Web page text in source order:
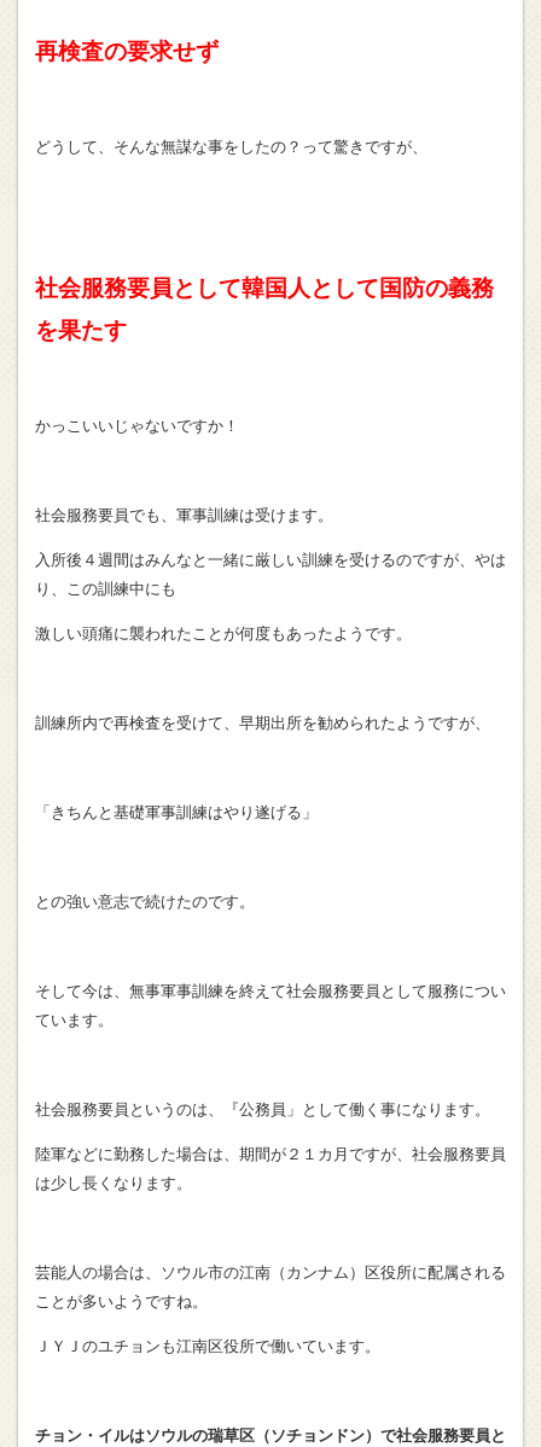
再検査の要求せず
どうして、そんな無謀な事をしたの？って驚きですが、
社会服務要員として韓国人として国防の義務
を果たす
かっこいいじゃないですか！
社会服務要員でも、軍事訓練は受けます。
入所後４週間はみんなと一緒に厳しい訓練を受けるのですが、やは
り、この訓練中にも
激しい頭痛に襲われたことが何度もあったようです。
訓練所内で再検査を受けて、早期出所を勧められたようですが、
「きちんと基礎軍事訓練はやり遂げる」
との強い意志で続けたのです。
そして今は、無事軍事訓練を終えて社会服務要員として服務につい
ています。
社会服務要員というのは、『公務員」として働く事になります。
陸軍などに勤務した場合は、期間が２１カ月ですが、社会服務要員
は少し長くなります。
芸能人の場合は、ソウル市の江南（カンナム）区役所に配属される
ことが多いようですね。
ＪＹＪのユチョンも江南区役所で働いています。
チョン・イルはソウルの瑞草区（ソチョンドン）で社会服務要員と